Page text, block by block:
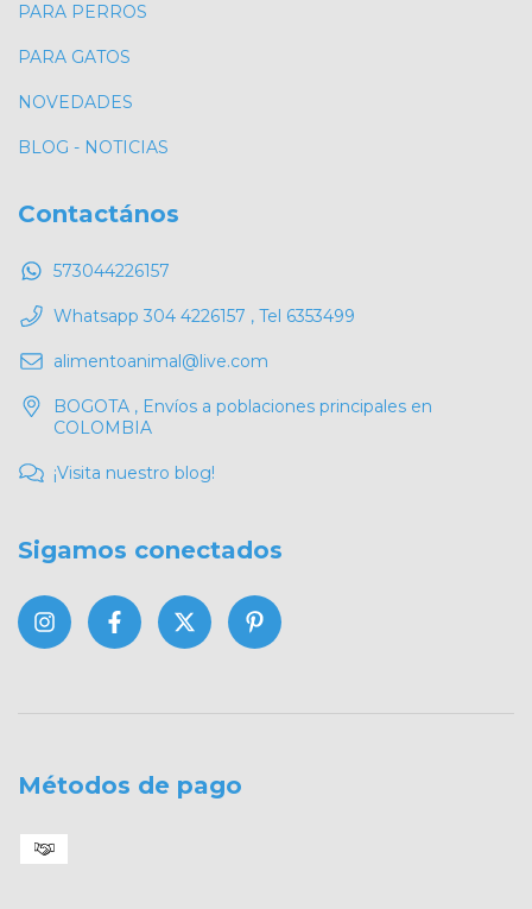
PARA PERROS
PARA GATOS
NOVEDADES
BLOG - NOTICIAS
Contactános
573044226157
Whatsapp 304 4226157 , Tel 6353499
alimentoanimal@live.com
BOGOTA , Envíos a poblaciones principales en
COLOMBIA
¡Visita nuestro blog!
Sigamos conectados
Métodos de pago